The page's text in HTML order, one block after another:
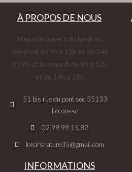
À PROPOS DE NOUS
Magasin ouvert du lundi au
vendredi de 9h à 12h et de 14h
à 19h et le samedi de 9h à 12h
et de 14h à 18h
51 bis rue du pont sec 35133
Lécousse
02.99.99.15.82
loisirsnature35@gmail.com
INFORMATIONS